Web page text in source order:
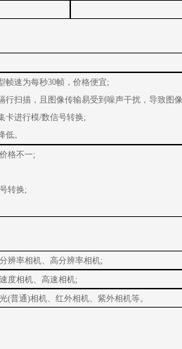
帧速为每秒30帧，价格便宜;
扫描，且图像传输易受到噪声干扰，导致图
卡进行模/数信号转换;
。
格不一;
转换;
辨率相机、高分辨率相机;
度相机、高速相机;
(普通)相机、红外相机、紫外相机等。